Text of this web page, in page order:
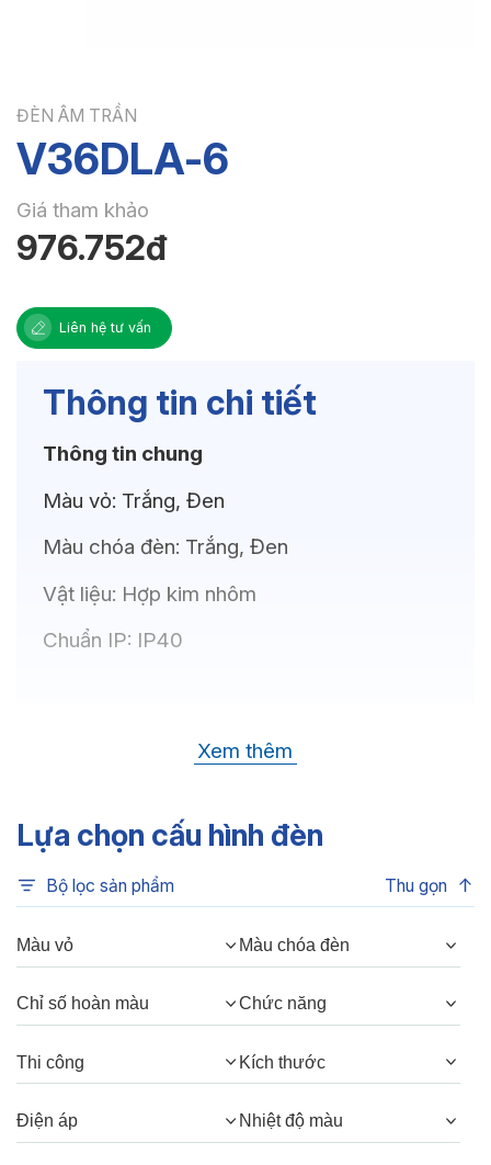
ĐÈN ÂM TRẦN
V36DLA-6
Giá tham khảo
976.752đ
Liên hệ tư vấn
Thông tin chi tiết
Thông tin chung
Màu vỏ: Trắng, Đen
Màu chóa đèn: Trắng, Đen
Vật liệu: Hợp kim nhôm
Chuẩn IP: IP40
OSRAM(GERMANY)
Nhiệt độ màu:6500K, 4000K, 3500K,
3000K, 3CCT
Chỉ số hoàn màu:
Quang thông:
480lm(C), 480lm(N),
Góc chiếu:38°, 24°
Thông số Điện & Lắp đặt
Xem thêm
Lựa chọn cấu hình đèn
Bộ lọc sản phẩm Thu gọn
Màu vỏ Màu chóa đèn
Chỉ số hoàn màu Chức năng
Thi công Kích thước
Điện áp Nhiệt độ màu